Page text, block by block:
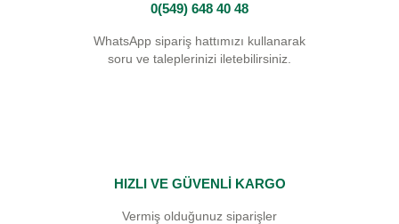
0(549) 648 40 48
WhatsApp sipariş hattımızı kullanarak
soru ve taleplerinizi iletebilirsiniz.
HIZLI VE GÜVENLİ KARGO
Vermiş olduğunuz siparişler